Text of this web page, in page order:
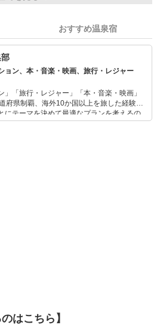
おすすめ温泉宿
ョン、本・音楽・映画、旅行・レジャー
」「旅行・レジャー」「本・音楽・映画」
府県制覇、海外10か国以上を旅した経験を
にテーマを決めて最適なプランを考えるの
アパレルショップでの販売経験もあり。誰
はこちら】